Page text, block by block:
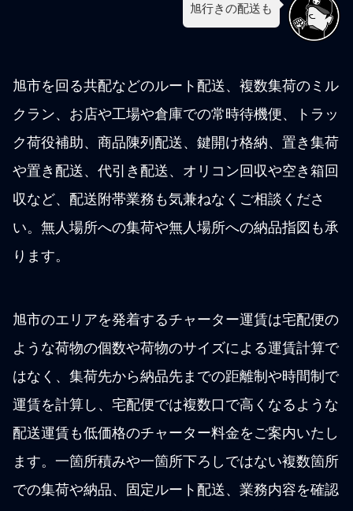
旭行きの配送も
旭市を回る共配などのルート配送、複数集荷のミル
クラン、お店や工場や倉庫での常時待機便、トラッ
ク荷役補助、商品陳列配送、鍵開け格納、置き集荷
や置き配送、代引き配送、オリコン回収や空き箱回
収など、配送附帯業務も気兼ねなくご相談くださ
い。無人場所への集荷や無人場所への納品指図も承
ります。
旭市のエリアを発着するチャーター運賃は宅配便の
ような荷物の個数や荷物のサイズによる運賃計算で
はなく、集荷先から納品先までの距離制や時間制で
運賃を計算し、宅配便では複数口で高くなるような
配送運賃も低価格のチャーター料金をご案内いたし
ます。一箇所積みや一箇所下ろしではない複数箇所
での集荷や納品、固定ルート配送、業務内容を確認